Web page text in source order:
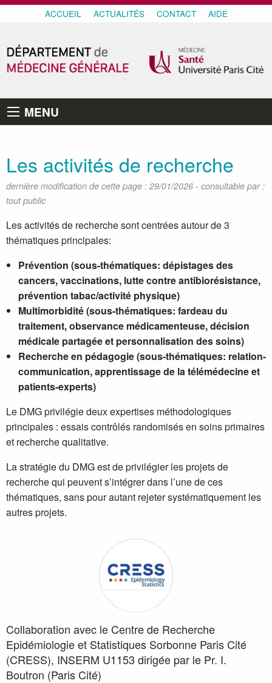
ACCUEIL ACTUALITÉS CONTACT AIDE
MENU
Les activités de recherche
dernière modification de cette page : 29/01/2026 - consultable par :
tout public
Les activités de recherche sont centrées autour de 3
thématiques principales:
Prévention (sous-thématiques: dépistages des
cancers, vaccinations, lutte contre antibiorésistance,
prévention tabac/activité physique)
Multimorbidité(sous-thématiques: fardeau du
traitement, observance médicamenteuse, décision
médicale partagée et personnalisation des soins)
Recherche en pédagogie(sous-thématiques: relation-
communication, apprentissage de la télémédecine et
patients-experts)
Le DMG privilégie deux expertises méthodologiques
principales : essais contrôlés randomisés en soins primaires
et recherche qualitative.
La stratégie du DMG est de privilégier les projets de
recherche qui peuvent s’intégrer dans l’une de ces
thématiques, sans pour autant rejeter systématiquement les
autres projets.
Collaboration avec le Centre de Recherche
Epidémiologie et Statistiques Sorbonne Paris Cité
(CRESS), INSERM U1153 dirigée par le Pr. I.
Boutron (Paris Cité)